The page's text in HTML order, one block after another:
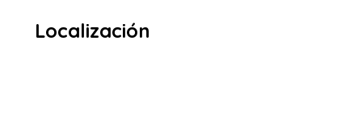
Localización